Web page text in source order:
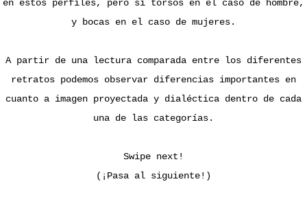
en estos perfiles, pero sí torsos en el caso de hombre,
y bocas en el caso de mujeres.
A partir de una lectura comparada entre los diferentes
retratos podemos observar diferencias importantes en
cuanto a imagen proyectada y dialéctica dentro de cada
una de las categorías.
Swipe next!
(¡Pasa al siguiente!)